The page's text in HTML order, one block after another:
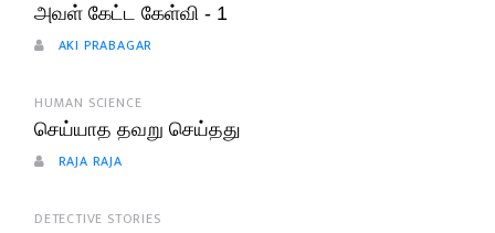
அவள் கேட்ட கேள்வி - 1
AKI PRABAGAR
HUMAN SCIENCE
செய்யாத தவறு செய்தது
RAJA RAJA
DETECTIVE STORIES